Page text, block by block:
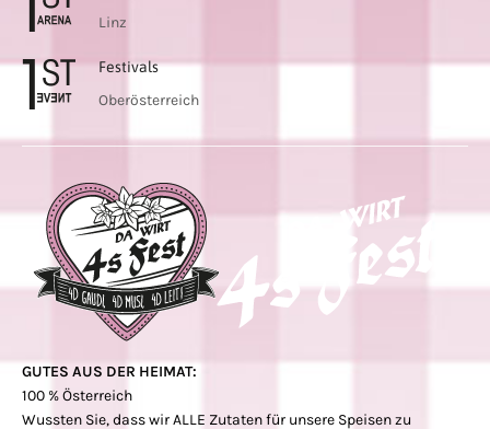
Linz
Festivals
Oberösterreich
GUTES AUS DER HEIMAT:
100 % Österreich
Wussten Sie, dass wir ALLE Zutaten für unsere Speisen zu